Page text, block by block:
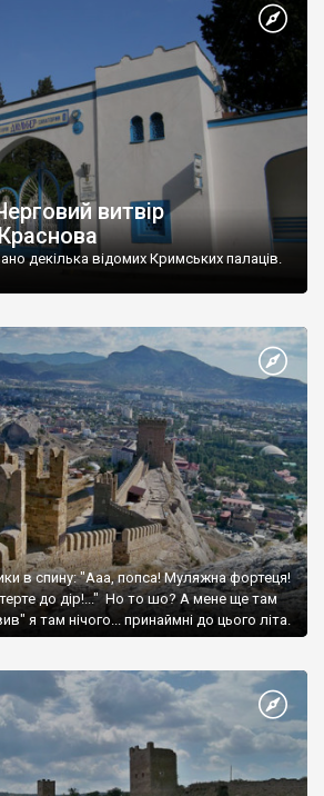
витвір
декілька відомих Кримських палаців.
в спину: "Ааа, попса! Муляжна фортеця!
до дір!..." Но то шо? А мене ще там
я там нічого... принаймні до цього літа.